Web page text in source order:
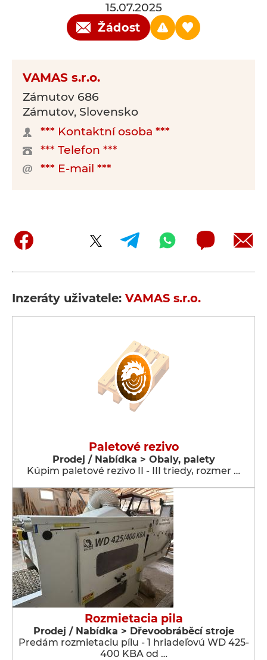
15.07.2025
Žádost
VAMAS s.r.o.
Zámutov 686
Zámutov, Slovensko
*** Kontaktní osoba ***
*** Telefon ***
*** E-mail ***
Inzeráty uživatele: VAMAS s.r.o.
Paletové rezivo
Prodej / Nabídka > Obaly, palety
Kúpim paletové rezivo II - III triedy, rozmer …
Rozmietacia pila
Prodej / Nabídka > Dřevoobráběcí stroje
Predám rozmietaciu pílu - 1 hriadeľovú WD 425-
400 KBA od …